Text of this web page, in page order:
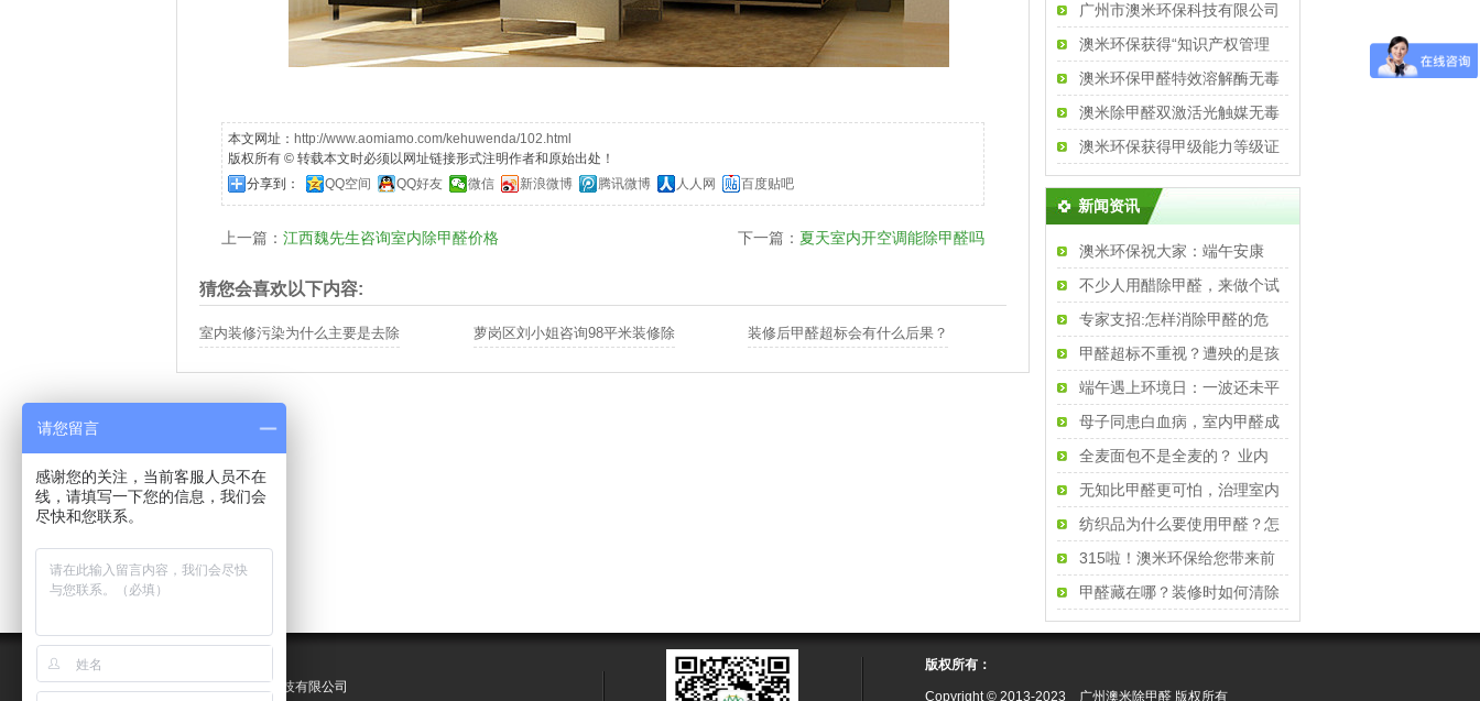
本文网址： http://www.aomiamo.com/kehuwenda/102.html
版权所有 © 转载本文时必须以网址链接形式注明作者和原始出处！
分享到：
QQ空间 QQ好友 微信 新浪微博 腾讯微博 人人网 百度贴吧
上一篇： 江西魏先生咨询室内除甲醛价格 下一篇： 夏天室内开空调能除甲醛吗
猜您会喜欢以下内容:
室内装修污染为什么主要是去除 萝岗区刘小姐咨询98平米装修除 装修后甲醛超标会有什么后果？
广州市澳米环保科技有限公司
澳米环保获得“知识产权管理
澳米环保甲醛特效溶解酶无毒
澳米除甲醛双激活光触媒无毒
澳米环保获得甲级能力等级证
新闻资讯
澳米环保祝大家：端午安康
不少人用醋除甲醛，来做个试
专家支招:怎样消除甲醛的危
甲醛超标不重视？遭殃的是孩
端午遇上环境日：一波还未平
母子同患白血病，室内甲醛成
全麦面包不是全麦的？ 业内
无知比甲醛更可怕，治理室内
纺织品为什么要使用甲醛？怎
315啦！澳米环保给您带来前
甲醛藏在哪？装修时如何清除
广州市澳米环保科技有限公司
版权所有：
Copyright © 2013-2023 广州澳米除甲醛 版权所有
请您留言
感谢您的关注，当前客服人员不在
线，请填写一下您的信息，我们会
尽快和您联系。